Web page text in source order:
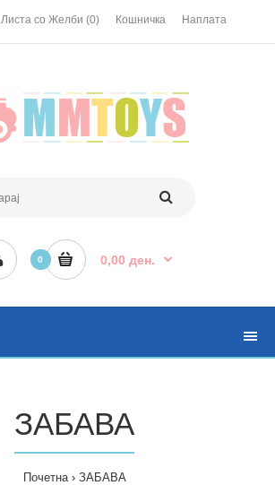
Листа со Желби (0) Кошничка Наплата
0 0,00 ден.
ЗАБАВА
Почетна ЗАБАВА